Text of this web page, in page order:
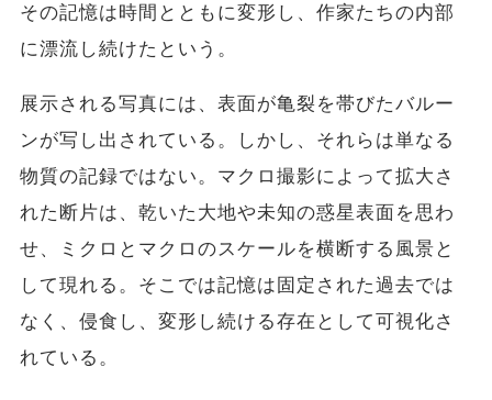
その記憶は時間とともに変形し、作家たちの内部
に漂流し続けたという。
展示される写真には、表面が亀裂を帯びたバルー
ンが写し出されている。しかし、それらは単なる
物質の記録ではない。マクロ撮影によって拡大さ
れた断片は、乾いた大地や未知の惑星表面を思わ
せ、ミクロとマクロのスケールを横断する風景と
して現れる。そこでは記憶は固定された過去では
なく、侵食し、変形し続ける存在として可視化さ
れている。